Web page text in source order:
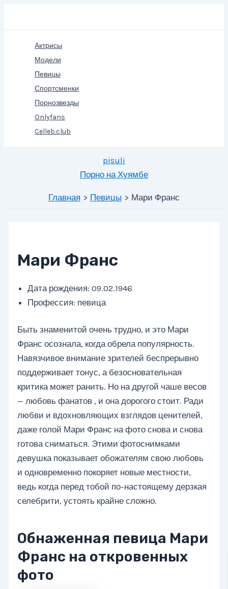
Актрисы
Модели
Певицы
Спортсменки
Порнозвезды
Onlyfans
Celleb.club
pisuli
Порно на Хуямбе
Главная Певицы Мари Франс
Мари Франс
Дата рождения: 09.02.1946
Профессия: певица
Быть знаменитой очень трудно, и это Мари
Франс осознала, когда обрела популярность.
Навязчивое внимание зрителей беспрерывно
поддерживает тонус, а безосновательная
критика может ранить. Но на другой чаше весов
— любовь фанатов , и она дорогого стоит. Ради
любви и вдохновляющих взглядов ценителей,
даже голой Мари Франс на фото снова и снова
готова сниматься. Этими фотоснимками
девушка показывает обожателям свою любовь
и одновременно покоряет новые местности,
ведь когда перед тобой по-настоящему дерзкая
селебрити, устоять крайне сложно.
Обнаженная певица Мари
Франс на откровенных
фото